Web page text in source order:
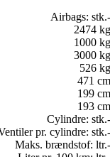
Airbags: -
stk.
2474 kg
1000 kg
3000 kg
526 kg
471 cm
199 cm
193 cm
Cylindre: -
stk.
pr. cylindre: -
stk.
Maks. brændstof: -
ltr.